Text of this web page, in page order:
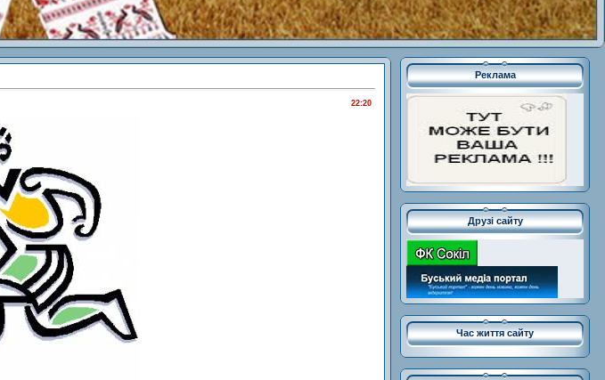
22:20
Реклама
Друзі сайту
Час життя сайту